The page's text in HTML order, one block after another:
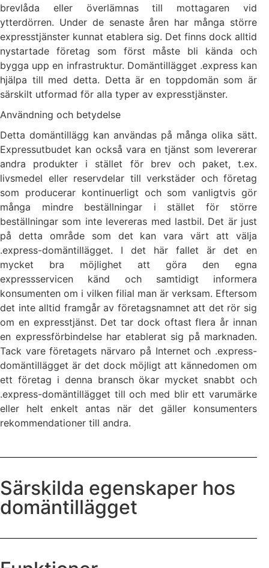
brevlåda eller överlämnas till mottagaren vid
ytterdörren. Under de senaste åren har många större
expresstjänster kunnat etablera sig. Det finns dock alltid
nystartade företag som först måste bli kända och
bygga upp en infrastruktur. Domäntillägget .express kan
hjälpa till med detta. Detta är en toppdomän som är
särskilt utformad för alla typer av expresstjänster.
Användning och betydelse
Detta domäntillägg kan användas på många olika sätt.
Expressutbudet kan också vara en tjänst som levererar
andra produkter i stället för brev och paket, t.ex.
livsmedel eller reservdelar till verkstäder och företag
som producerar kontinuerligt och som vanligtvis gör
många mindre beställningar i stället för större
beställningar som inte levereras med lastbil. Det är just
på detta område som det kan vara värt att välja
.express-domäntillägget. I det här fallet är det en
mycket bra möjlighet att göra den egna
expressservicen känd och samtidigt informera
konsumenten om i vilken filial man är verksam. Eftersom
det inte alltid framgår av företagsnamnet att det rör sig
om en expresstjänst. Det tar dock oftast flera år innan
en expressförbindelse har etablerat sig på marknaden.
Tack vare företagets närvaro på Internet och .express-
domäntillägget är det dock möjligt att kännedomen om
ett företag i denna bransch ökar mycket snabbt och
.express-domäntillägget till och med blir ett varumärke
eller helt enkelt antas när det gäller konsumenters
rekommendationer till andra.
Särskilda egenskaper hos
domäntillägget